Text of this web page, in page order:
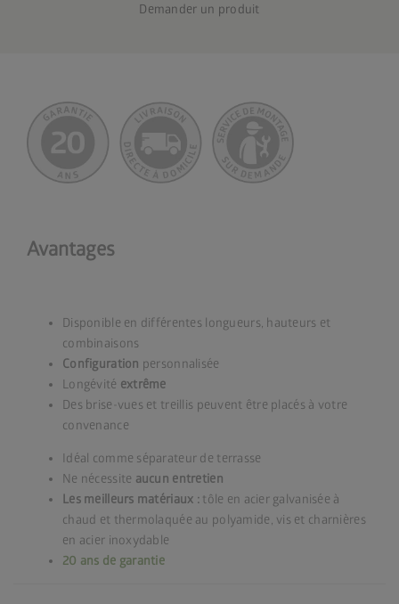
Demander un produit
Avantages
Disponible en différentes longueurs, hauteurs et
combinaisons
Configuration personnalisée
Longévité extrême
Des brise-vues et treillis peuvent être placés à votre
convenance
Idéal comme séparateur de terrasse
Ne nécessite aucun entretien
Les meilleurs matériaux : tôle en acier galvanisée à
chaud et thermolaquée au polyamide, vis et charnières
en acier inoxydable
20 ans de garantie